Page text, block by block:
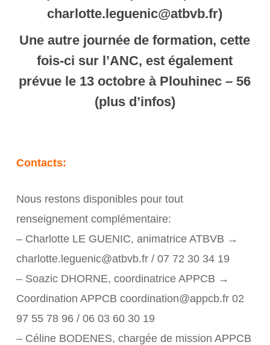
charlotte.leguenic@atbvb.fr)
Une autre journée de formation, cette
fois-ci sur l’ANC, est également
prévue le 13 octobre à Plouhinec – 56
(plus d’infos)
Contacts:
Nous restons disponibles pour tout
renseignement complémentaire:
– Charlotte LE GUENIC, animatrice ATBVB →
charlotte.leguenic@atbvb.fr / 07 72 30 34 19
– Soazic DHORNE, coordinatrice APPCB →
Coordination APPCB coordination@appcb.fr 02
97 55 78 96 / 06 03 60 30 19
– Céline BODENES, chargée de mission APPCB